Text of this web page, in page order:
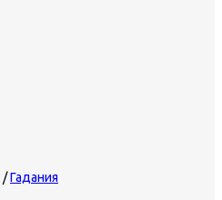
/Гадания